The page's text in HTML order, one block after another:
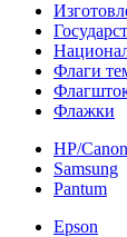
Флаги
Флажки
HP/Canon
Samsung
Pantum
Epson